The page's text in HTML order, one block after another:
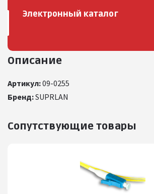
Описание
Артикул:09-0255
Бренд:SUPRLAN
Сопутствующие товары
Электронный каталог